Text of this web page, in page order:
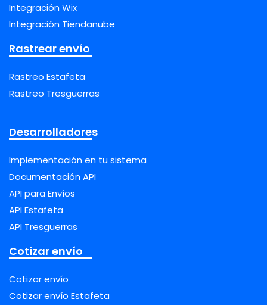
Integración Wix
Integración Tiendanube
Rastrear envío
Rastreo Estafeta
Rastreo Tresguerras
Desarrolladores
Implementación en tu sistema
Documentación API
API para Envíos
API Estafeta
API Tresguerras
Cotizar envío
Cotizar envío
Cotizar envío Estafeta